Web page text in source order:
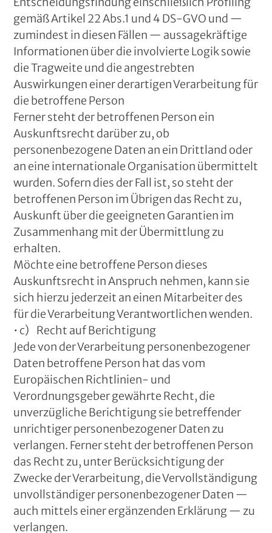
gemäß Artikel 22 Abs.1 und 4 DS-GVO und —
zumindest in diesen Fällen — aussagekräftige
Informationen über die involvierte Logik sowie
die Tragweite und die angestrebten
Auswirkungen einer derartigen Verarbeitung für
die betroffene Person
Ferner steht der betroffenen Person ein
Auskunftsrecht darüber zu, ob
personenbezogene Daten an ein Drittland oder
an eine internationale Organisation übermittelt
wurden. Sofern dies der Fall ist, so steht der
betroffenen Person im Übrigen das Recht zu,
Auskunft über die geeigneten Garantien im
Zusammenhang mit der Übermittlung zu
erhalten.
Möchte eine betroffene Person dieses
Auskunftsrecht in Anspruch nehmen, kann sie
sich hierzu jederzeit an einen Mitarbeiter des
für die Verarbeitung Verantwortlichen wenden.
• c) Recht auf Berichtigung
Jede von der Verarbeitung personenbezogener
Daten betroffene Person hat das vom
Europäischen Richtlinien- und
Verordnungsgeber gewährte Recht, die
unverzügliche Berichtigung sie betreffender
unrichtiger personenbezogener Daten zu
verlangen. Ferner steht der betroffenen Person
das Recht zu, unter Berücksichtigung der
Zwecke der Verarbeitung, die Vervollständigung
unvollständiger personenbezogener Daten —
auch mittels einer ergänzenden Erklärung — zu
verlangen.